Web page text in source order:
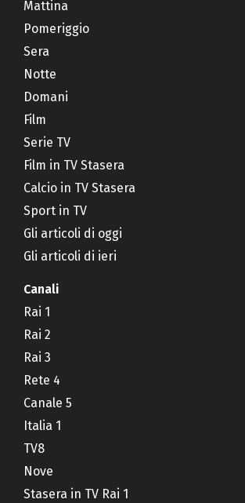
Mattina
Pomeriggio
Sera
Notte
Domani
Film
Serie TV
Film in TV Stasera
Calcio in TV Stasera
Sport in TV
Gli articoli di oggi
Gli articoli di ieri
Canali
Rai 1
Rai 2
Rai 3
Rete 4
Canale 5
Italia 1
TV8
Nove
Stasera in TV Rai 1